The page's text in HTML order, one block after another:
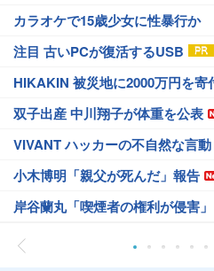
カラオケで15歳少女に性暴行か
注目 古いPCが復活するUSB
HIKAKIN 被災地に2000万円を寄
双子出産 中川翔子が体重を公表
VIVANT ハッカーの不自然な言動
小木博明「親父が死んだ」報告
岸谷蘭丸「喫煙者の権利が侵害」